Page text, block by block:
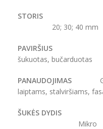
STORIS
20; 30; 40 mm
šukuotas, bučarduotas
PANAUDOJIMAS
laiptams, stalviršiams,
ŠUKĖS DYDIS
Mikro